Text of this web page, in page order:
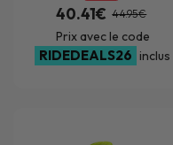
40.41€ 44.95€
Prix avec le code
RIDEDEALS26 inclus